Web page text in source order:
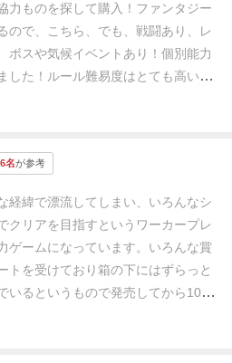
があって、ラウンドトラックの気象
と気候が厳しくなっていく）と合わ
をおこなう必要性が高まっている。
左に配置されているカードは、まず
のスペースに置いて
のイベントカードを引いたときに左
し（写真の状態）、さらにイベント
まう前に1ワーカーと作成済みの焚
PEST CONTROL（害虫駆除）」の
ば、カードを捨てて意思トークンを
るが、できないと木材がさらに一
。 最初のシナリオからかなり難易度
ない心でサバイバルしたい。
チャーゲーム（これも死語？）を思
を開始した直後は、効率よく食料や
スを得るために道具を作らなければ
そこから住居を補強したり、武器を
に役立つモノづくりをしたりと、生
しながらシナリオの目的を遂行して
の達成は容易ではない。
標を見定めながら時間内にパズルを
要素もある。 今回、ソロプレイと3
かのシナリオを進めたが、雰囲気が
イだろう。BGGでは1人から３人ま
となっているが、個人的には人数が
感じになる印象を受けた。
明エリアに並べる。配置場所は関係
「発明カード（使用しなかったキャ
発明カードを含む）」は、シャッフ
脇に発明面を上にして積む（発明の
の発明カードの山の上から５枚引
オ４を除き、シャベルの基本発明カ
の上に、黒マーカー１個置く。
）を「士気表」の「０」に配置す
（丸型）を「武器レベル表」の一番
「屋根レベル」及び「柵レベル」
成したときに対応する数字に黒マー
険カードを「作成（茶色）」、「収
索（緑色）」の３つの山に分け、ゲ
エリアに配置する。また、対応する
力ものを探して購入！ ファンタジー
ので、こちら、 でも、戦闘あり、レ
ボスや気候イベントあり！ 個別能力
した！ ルール難易度はとても高いで
えながらやってました。
子と満喫！
い。また、開拓をヘクスタイルでや
り上がりはたまりません！
飯のキツ
かも！
リベンジを、妻も入れてやっ
イバル形の映画見たあとなら、さら
よ！
名が参考
経緯で漂流してしまい、いろんなシ
クリアを目指すというワーカープレ
ゲームになっています。 いろんな賞
トを受けており箱の下にはずらっと
いるというもので発売してから10年
にいまだに入手可能なのはその名作
す。